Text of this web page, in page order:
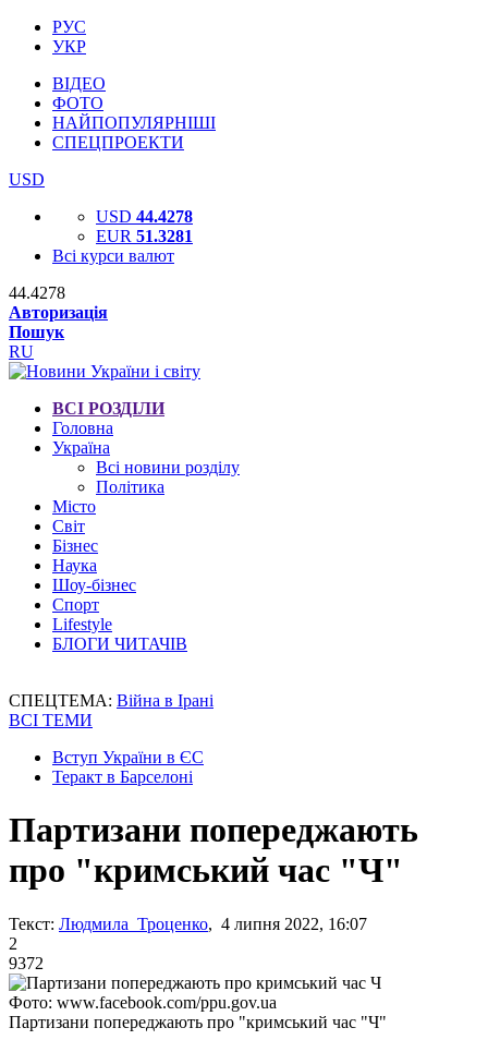
РУС
УКР
ВІДЕО
ФОТО
НАЙПОПУЛЯРНІШІ
СПЕЦПРОЕКТИ
USD
USD 44.4278
EUR 51.3281
Всі курси валют
44.4278
Авторизація
Пошук
RU
ВСІ РОЗДІЛИ
Головна
Україна
Всі новини розділу
Політика
Місто
Світ
Бізнес
Наука
Шоу-бізнес
Спорт
Lifestyle
БЛОГИ ЧИТАЧІВ
СПЕЦТЕМА: Війна в Ірані
ВСІ ТЕМИ
Вступ України в ЄС
Теракт в Барселоні
Партизани попереджають
про "кримський час "Ч"
Текст: Людмила Троценко, 4 липня 2022, 16:07
2
9372
Фото: www.facebook.com/ppu.gov.ua
Партизани попереджають про "кримський час "Ч"